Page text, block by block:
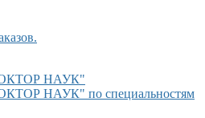
НАУК"
НАУК" по специальностям